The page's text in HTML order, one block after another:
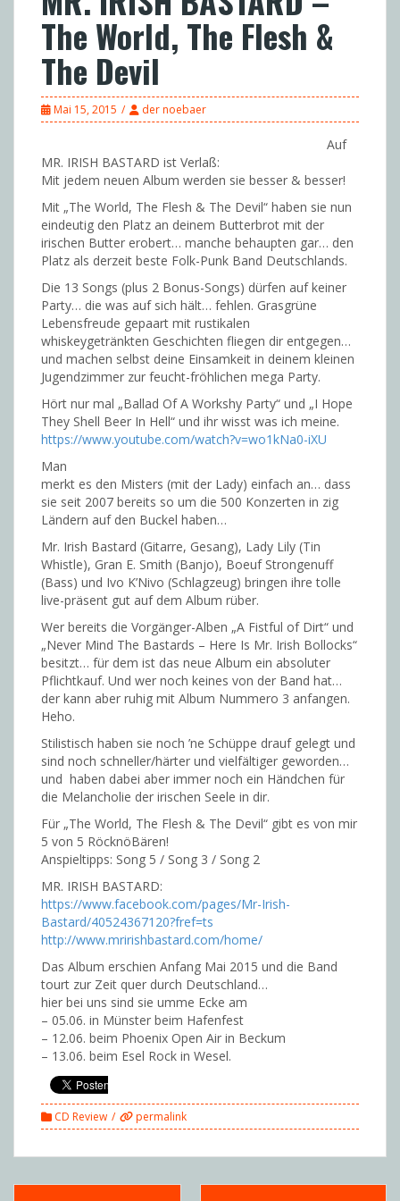
The World, The Flesh &
The Devil
Mai 15, 2015 der noebaer
Auf
MR. IRISH BASTARD ist Verlaß:
Mit jedem neuen Album werden sie besser & besser!
Mit „The World, The Flesh & The Devil“ haben sie nun
eindeutig den Platz an deinem Butterbrot mit der
irischen Butter erobert… manche behaupten gar… den
Platz als derzeit beste Folk-Punk Band Deutschlands.
Die 13 Songs (plus 2 Bonus-Songs) dürfen auf keiner
Party… die was auf sich hält… fehlen. Grasgrüne
Lebensfreude gepaart mit rustikalen
whiskeygetränkten Geschichten fliegen dir entgegen…
und machen selbst deine Einsamkeit in deinem kleinen
Jugendzimmer zur feucht-fröhlichen mega Party.
Hört nur mal „Ballad Of A Workshy Party“ und „I Hope
They Shell Beer In Hell“ und ihr wisst was ich meine.
https://www.youtube.com/watch?v=wo1kNa0-iXU
Man
merkt es den Misters (mit der Lady) einfach an… dass
sie seit 2007 bereits so um die 500 Konzerten in zig
Ländern auf den Buckel haben…
Mr. Irish Bastard (Gitarre, Gesang), Lady Lily (Tin
Whistle), Gran E. Smith (Banjo), Boeuf Strongenuff
(Bass) und Ivo K’Nivo (Schlagzeug) bringen ihre tolle
live-präsent gut auf dem Album rüber.
Wer bereits die Vorgänger-Alben „A Fistful of Dirt“ und
„Never Mind The Bastards – Here Is Mr. Irish Bollocks“
besitzt… für dem ist das neue Album ein absoluter
Pflichtkauf. Und wer noch keines von der Band hat…
der kann aber ruhig mit Album Nummero 3 anfangen.
Heho.
Stilistisch haben sie noch ’ne Schüppe drauf gelegt und
sind noch schneller/härter und vielfältiger geworden…
und haben dabei aber immer noch ein Händchen für
die Melancholie der irischen Seele in dir.
Für „The World, The Flesh & The Devil“ gibt es von mir
5 von 5 RöcknöBären!
Anspieltipps: Song 5 / Song 3 / Song 2
MR. IRISH BASTARD:
https://www.facebook.com/pages/Mr-Irish-
Bastard/40524367120?fref=ts
http://www.mririshbastard.com/home/
Das Album erschien Anfang Mai 2015 und die Band
tourt zur Zeit quer durch Deutschland…
hier bei uns sind sie umme Ecke am
– 05.06. in Münster beim Hafenfest
– 12.06. beim Phoenix Open Air in Beckum
– 13.06. beim Esel Rock in Wesel.
CD Review permalink